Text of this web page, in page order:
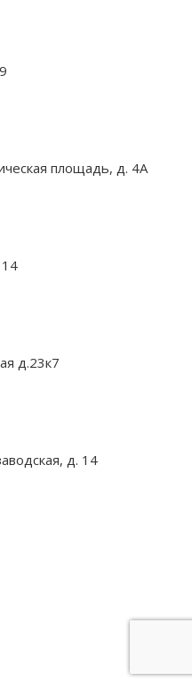
площадь, д. 4А
д.23к7
д. 14